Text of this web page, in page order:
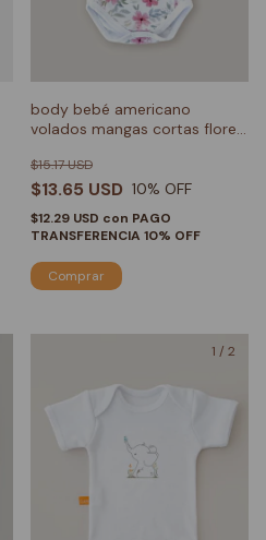
body bebé americano
volados mangas cortas flores
$13.65 USD
$15.17 USD
10% OFF
$12.29 USD con PAGO
TRANSFERENCIA 10% OFF
Comprar
1 / 2